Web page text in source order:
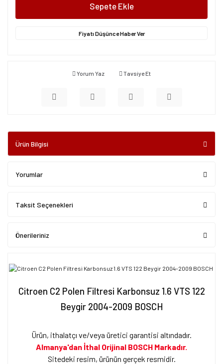
Sepete Ekle
Fiyatı Düşünce Haber Ver
Yorum Yaz Tavsiye Et
Ürün Bilgisi
Yorumlar
Taksit Seçenekleri
Önerileriniz
Citroen C2 Polen Filtresi Karbonsuz 1.6 VTS 122
Beygir 2004-2009 BOSCH
Ürün, ithalatçı ve/veya üretici garantisi altındadır.
Almanya'dan İthal Orijinal BOSCH Markadır.
Sitedeki resim, ürünün gerçek resmidir.